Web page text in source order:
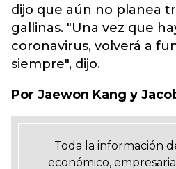
dijo que aún no planea
gallinas. "Una vez que
coronavirus, volverá a
siempre", dijo.
Por Jaewon Kang y
Toda la información
económico,